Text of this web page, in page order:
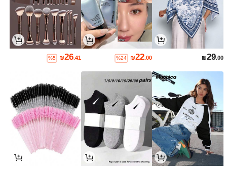
₪29.00
₪22.00
%24
₪26.41
%5